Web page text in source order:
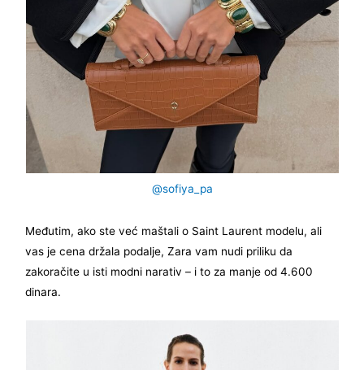
@sofiya_pa
Međutim, ako ste već maštali o Saint Laurent modelu, ali
vas je cena držala podalje, Zara vam nudi priliku da
zakoračite u isti modni narativ – i to za manje od 4.600
dinara.